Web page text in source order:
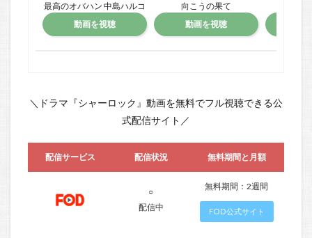
最高のオバハン 中島ハルコ
動画を視聴
向こうの果て
動画を視聴
＼ドラマ『シャーロック』動画を無料でフル視聴できる公
式配信サイト／
配信サービス 配信状況 無料期間と月額
○
配信中
無料期間：2週間
FOD公式サイト